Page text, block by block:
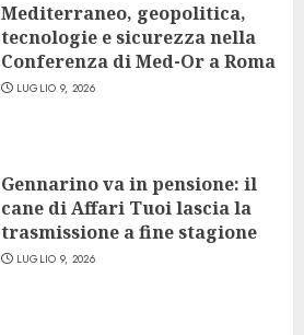
Mediterraneo, geopolitica,
tecnologie e sicurezza nella
Conferenza di Med-Or a Roma
LUGLIO 9, 2026
Gennarino va in pensione: il
cane di Affari Tuoi lascia la
trasmissione a fine stagione
LUGLIO 9, 2026